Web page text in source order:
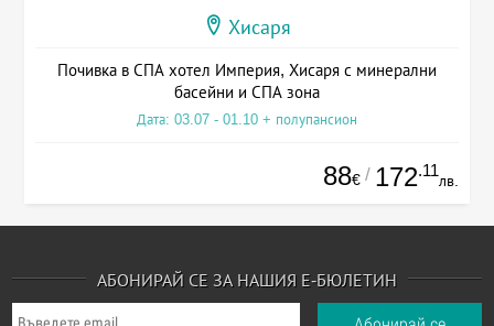
Хисаря
Почивка в СПА хотел Империя, Хисаря с минерални
басейни и СПА зона
Дата: 03.07 - 01.10 + полупансион
88€ / 172.11
лв.
АБОНИРАЙ СЕ ЗА НАШИЯ Е-БЮЛЕТИН